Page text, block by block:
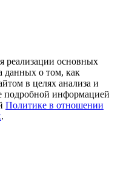
реализации основных
данных о том, как
в целях анализа и
подробной информацией
Политике в отношении
.